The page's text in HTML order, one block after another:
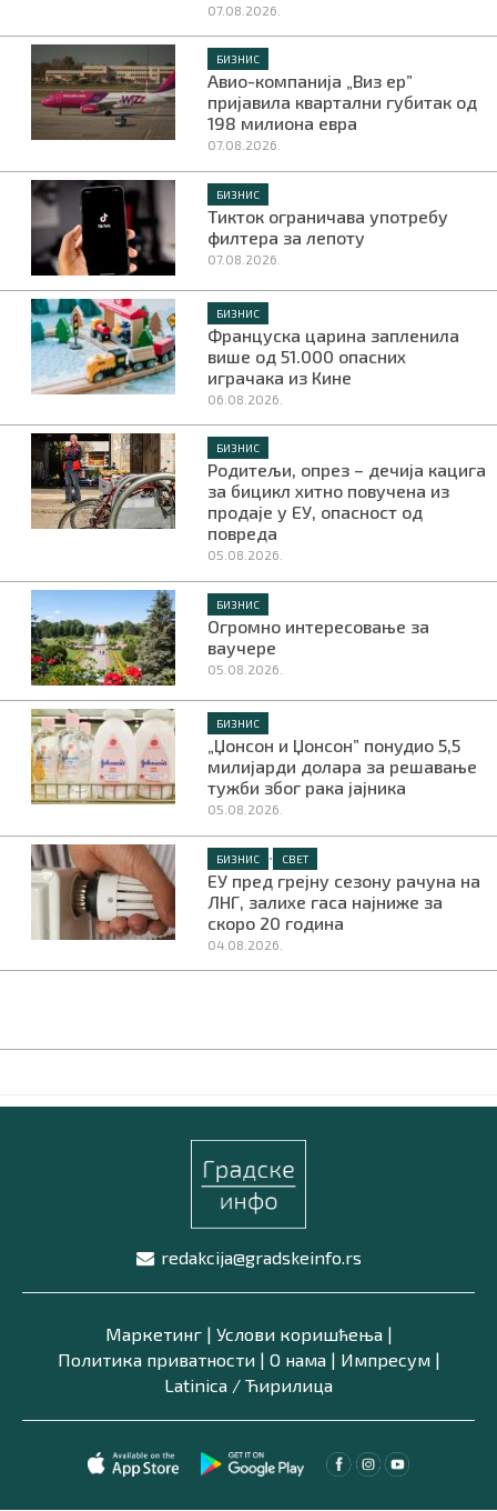
07.08.2026.
БИЗНИС
Авио-компанија „Виз ер”
пријавила квартални губитак од
198 милиона евра
07.08.2026.
БИЗНИС
Тикток ограничава употребу
филтера за лепоту
07.08.2026.
БИЗНИС
Француска царина запленила
више од 51.000 опасних
играчака из Кине
06.08.2026.
БИЗНИС
Родитељи, опрез – дечија кацига
за бицикл хитно повучена из
продаје у ЕУ, опасност од
повреда
05.08.2026.
БИЗНИС
Огромно интересовање за
ваучере
05.08.2026.
БИЗНИС
„Џонсон и Џонсон” понудио 5,5
милијарди долара за решавање
тужби због рака јајника
05.08.2026.
БИЗНИС • СВЕТ
ЕУ пред грејну сезону рачуна на
ЛНГ, залихе гаса најниже за
скоро 20 година
04.08.2026.
redakcija@gradskeinfo.rs
Маркетинг| Услови коришћења|
Политика приватности| О нама| Импресум|
Latinica / Ћирилица